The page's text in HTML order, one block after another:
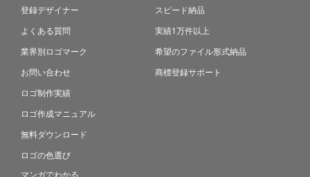
登録デザイナー
よくある質問
業界別ロゴマーク
お問い合わせ
ロゴ制作実績
ロゴ作成マニュアル
無料ダウンロード
ロゴの色選び
マンガでわかる
スピード納品
実績1万件以上
希望のファイル形式納品
商標登録サポート